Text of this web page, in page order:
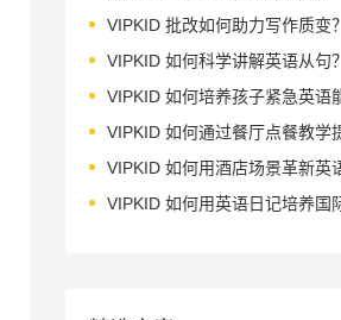
VIPKID 批改如何助力写作质变？
VIPKID 如何科学讲解英语从句？